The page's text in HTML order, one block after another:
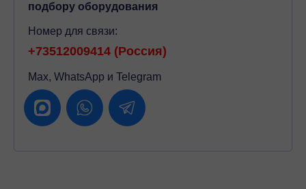
подбору оборудования
Номер для связи:
+73512009414 (Россия)
Max, WhatsApp и Telegram